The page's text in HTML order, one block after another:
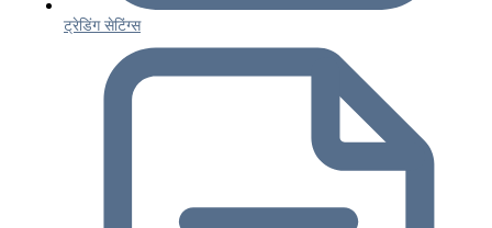
ट्रेडिंग सेटिंग्स